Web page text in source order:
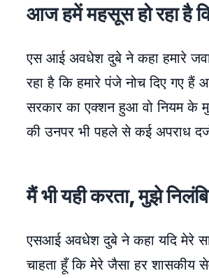
आज हमें महसूस हो रहा है
एस आई अवधेश दुबे ने कहा हमारे
रहा है कि हमारे पंजे नोच दिए गए हैं
सरकार का एक्शन हुआ वो नियम के
की उनपर भी पहले से कई अपराध
मैं भी यही करता, मुझे
एसआई अवधेश दुबे ने कहा यदि मेरे
चाहता हूँ कि मेरे जैसा हर शासकीय